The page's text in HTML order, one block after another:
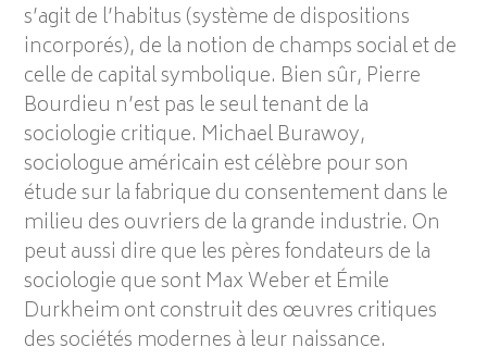
s’agit de l’habitus (système de dispositions
incorporés), de la notion de champs social et de
celle de capital symbolique. Bien sûr, Pierre
Bourdieu n’est pas le seul tenant de la
sociologie critique. Michael Burawoy,
sociologue américain est célèbre pour son
étude sur la fabrique du consentement dans le
milieu des ouvriers de la grande industrie. On
peut aussi dire que les pères fondateurs de la
sociologie que sont Max Weber et Émile
Durkheim ont construit des œuvres critiques
des sociétés modernes à leur naissance.